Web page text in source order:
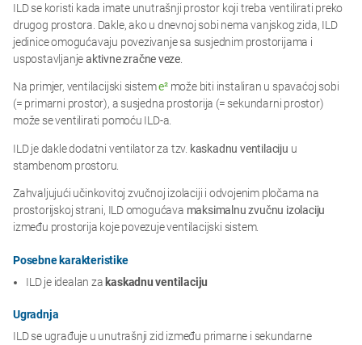
ILD se koristi kada imate unutrašnji prostor koji treba ventilirati preko
drugog prostora. Dakle, ako u dnevnoj sobi nema vanjskog zida, ILD
jedinice omogućavaju povezivanje sa susjednim prostorijama i
uspostavljanjeaktivne zračne veze
Na primjer, ventilacijski sisteme²može biti instaliran u spavaćoj sobi
(= primarni prostor), a susjedna prostorija (= sekundarni prostor)
može se ventilirati pomoću ILD-a.
ILD je dakle dodatni ventilator za tzv. kaskadnu ventilaciju u
stambenom prostoru.
Zahvaljujući učinkovitoj zvučnoj izolaciji i odvojenim pločama na
prostorijskoj strani, ILD omogućava maksimalnu zvučnu izolaciju
između prostorija koje povezuje ventilacijski sistem.
Posebne karakteristike
ILD je idealan zakaskadnu ventilaciju
Ugradnja
ILD se ugrađuje u unutrašnji zid između primarne i sekundarne